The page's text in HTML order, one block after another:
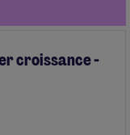
croissance -